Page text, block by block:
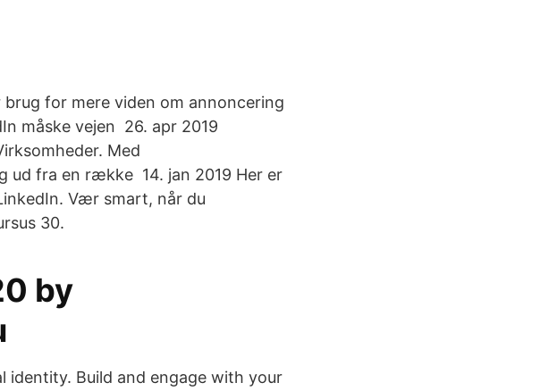
for mere viden om annoncering
måske vejen 26. apr 2019
Med
ud fra en række 14. jan 2019 Her er
Vær smart, når du
30.
by
identity. Build and engage with your